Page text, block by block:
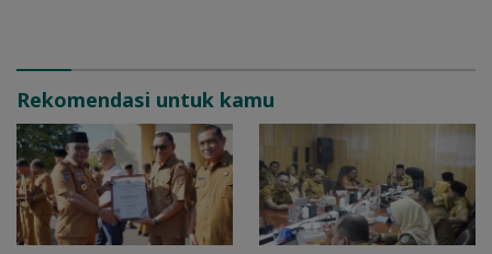
Rekomendasi untuk kamu